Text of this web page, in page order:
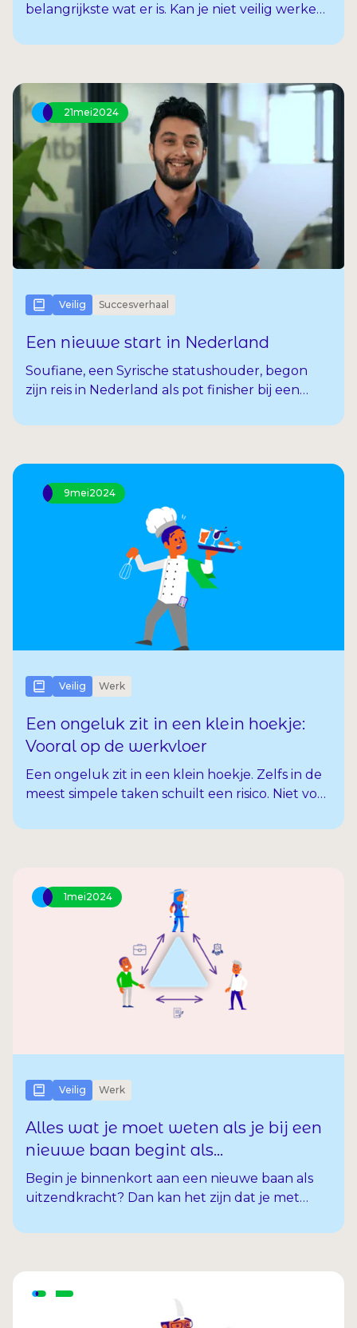
belangrijkste wat er is. Kan je niet veilig werken
ernstige gevolgen van dien voor jou en je
21mei2024
Veilig Succesverhaal
Een nieuwe start in Nederland
Soufiane, een Syrische statushouder, begon
zijn reis in Nederland als pot finisher bij een
RAAAK een kans bood in de regio. Hoewel hij
drang om verder te groeien en zijn
vaardigheden te ontwikkelen.
9mei2024
Veilig Werk
Een ongeluk zit in een klein hoekje:
Vooral op de werkvloer
Een ongeluk zit in een klein hoekje. Zelfs in de
meest simpele taken schuilt een risico. Niet voor
overal te vinden. Op de bouwplaats, op de
1mei2024
Veilig Werk
Alles wat je moet weten als je bij een
nieuwe baan begint als
uitzendkracht: De
Doorgeleidingsplicht
Begin je binnenkort aan een nieuwe baan als
uitzendkracht? Dan kan het zijn dat je met
lees je alles over bij wie jij kan aankloppen met
allerlei andere zaken over je werk en je rechten
als uitzendkracht.